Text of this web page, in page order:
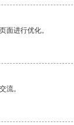
面进行优化。
流。